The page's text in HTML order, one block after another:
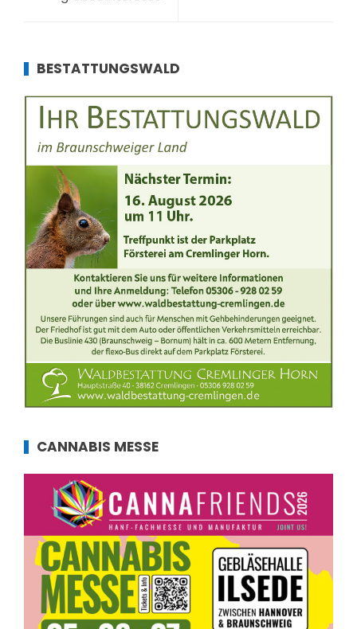
BESTATTUNGSWALD
CANNABIS MESSE